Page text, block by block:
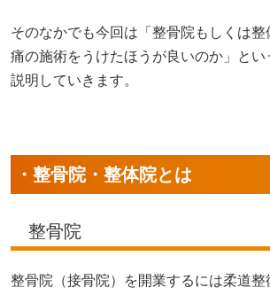
そのなかでも今回は「整骨院もしくは
痛の施術をうけたほうが良いのか」とい
説明していきます。
・整骨院・整体院とは
整骨院
整骨院（接骨院）を開業するには柔道整